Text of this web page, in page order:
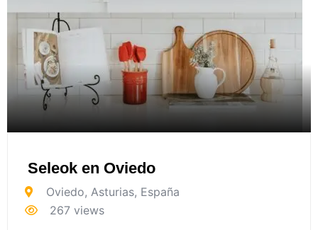
Seleok en Oviedo
Oviedo, Asturias, España
267 views